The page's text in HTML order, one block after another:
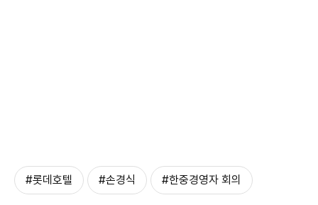
#롯데호텔 #손경식 #한중경영자 회의